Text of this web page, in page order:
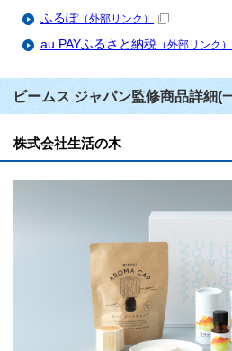
ふるぽ（外部リンク）
au PAYふるさと納税 （外部リンク）
ビームス ジャパン監修商品詳細(
株式会社生活の木